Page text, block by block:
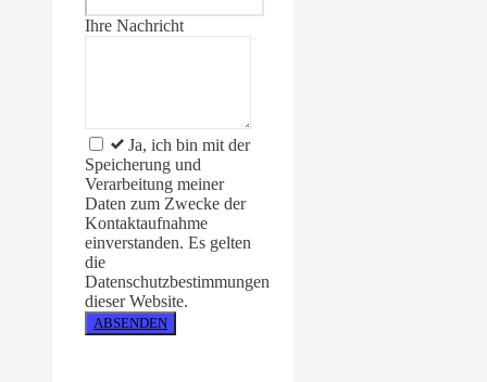
Ihre Nachricht
Ja, ich bin mit der
Speicherung und
Verarbeitung meiner
Daten zum Zwecke der
Kontaktaufnahme
einverstanden. Es gelten
die
Datenschutzbestimmungen
dieser Website.
ABSENDEN